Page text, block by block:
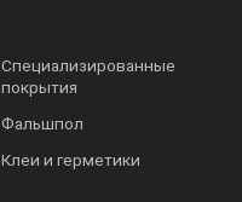
Специализированные
покрытия
Фальшпол
Клеи и герметики